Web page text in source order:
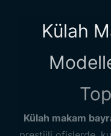
Külah
Külah makam